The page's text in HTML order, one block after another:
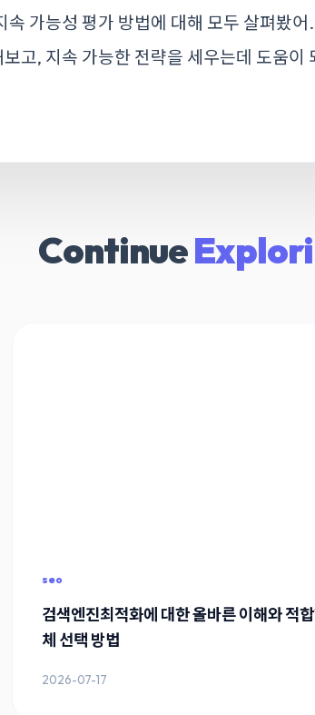
속 가능성 평가 방법에 대해 모두 살펴봤
고, 지속 가능한 전략을 세우는데 도움이
Continue
seo
검색엔진최적화에 대한 올바른 이해와 적
체 선택 방법
2026-07-17